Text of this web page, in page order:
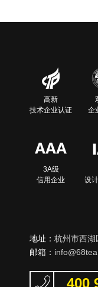
高新
技术企业认证
企
3A级
信用企业
设
地址： 杭州市西
邮箱：
400